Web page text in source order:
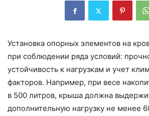
Установка опорных элементов на
при соблюдении ряда условий:
устойчивость к нагрузкам и учет
факторов. Например, при весе
в 500 литров, крыша должна
дополнительную нагрузку не менее